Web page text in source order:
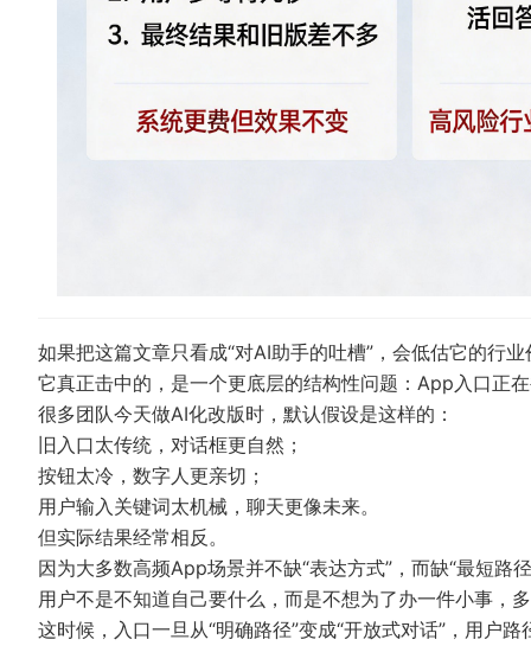
如果把这篇文章只看成“对AI助手的吐槽”，会低估它的行业
它真正击中的，是一个更底层的结构性问题：App入口正
很多团队今天做AI化改版时，默认假设是这样的：
旧入口太传统，对话框更自然；
按钮太冷，数字人更亲切；
用户输入关键词太机械，聊天更像未来。
但实际结果经常相反。
因为大多数高频App场景并不缺“表达方式”，而缺“最短路
用户不是不知道自己要什么，而是不想为了办一件小事，
这时候，入口一旦从“明确路径”变成“开放式对话”，用户